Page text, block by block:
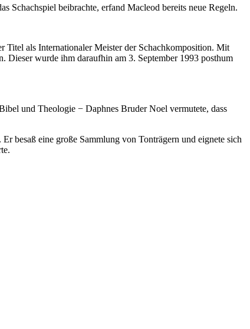
Schachspiel beibrachte, erfand Macleod bereits neue Regeln.
als Internationaler Meister der Schachkomposition. Mit
wurde ihm daraufhin am 3. September 1993 posthum
und Theologie − Daphnes Bruder Noel vermutete, dass
besaß eine große Sammlung von Tonträgern und eignete sich